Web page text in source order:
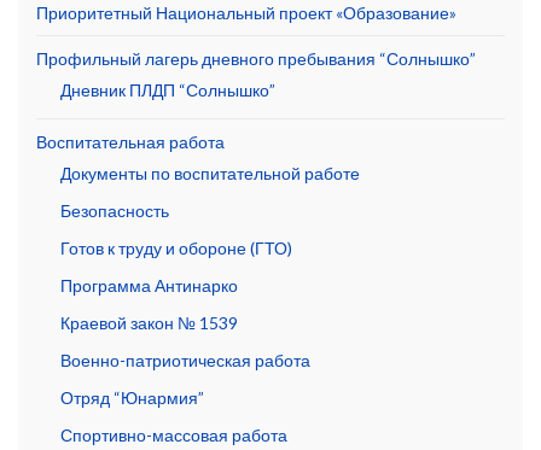
Приоритетный Национальный проект «Образование»
Профильный лагерь дневного пребывания “Солнышко”
Дневник ПЛДП “Солнышко”
Воспитательная работа
Документы по воспитательной работе
Безопасность
Готов к труду и обороне (ГТО)
Программа Антинарко
Краевой закон № 1539
Военно-патриотическая работа
Отряд “Юнармия”
Спортивно-массовая работа